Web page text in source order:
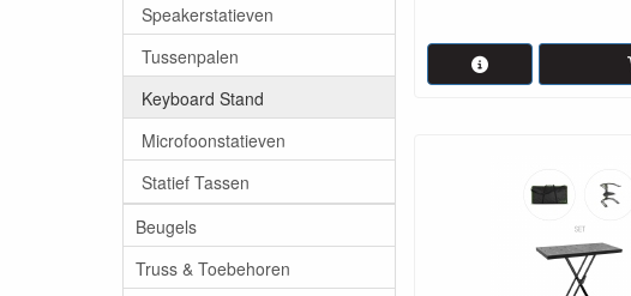
Speakerstatieven
Tussenpalen
Keyboard Stand
Microfoonstatieven
Statief Tassen
Beugels
Truss & Toebehoren